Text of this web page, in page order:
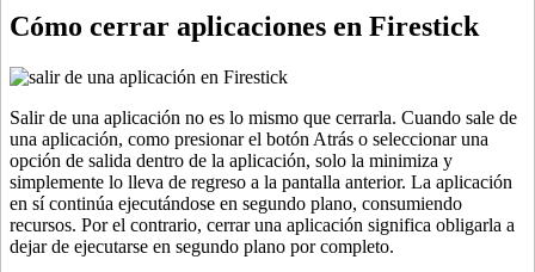
Cómo cerrar aplicaciones en Firestick
Salir de una aplicación no es lo mismo que cerrarla. Cuando sale de
una aplicación, como presionar el botón Atrás o seleccionar una
opción de salida dentro de la aplicación, solo la minimiza y
simplemente lo lleva de regreso a la pantalla anterior. La aplicación
en sí continúa ejecutándose en segundo plano, consumiendo
recursos. Por el contrario, cerrar una aplicación significa obligarla a
dejar de ejecutarse en segundo plano por completo.